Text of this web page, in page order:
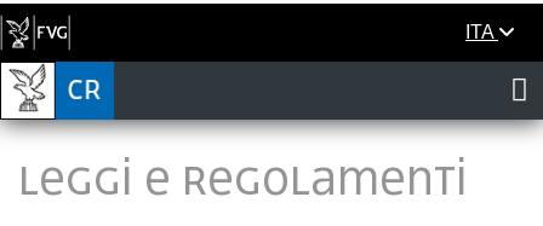
ITA
LEGGI E REGOLAMENTI